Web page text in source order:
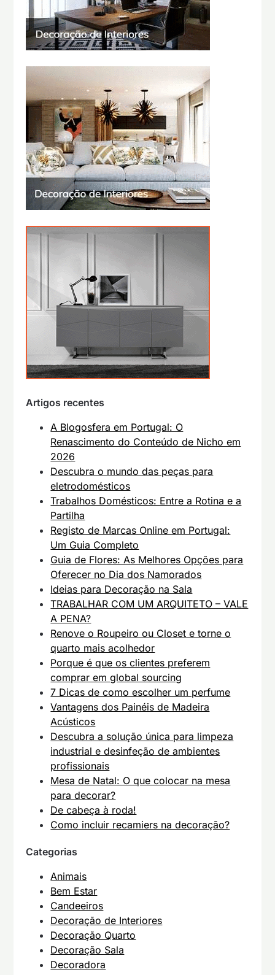
Artigos recentes
A Blogosfera em Portugal: O
Renascimento do Conteúdo de Nicho em
2026
Descubra o mundo das peças para
eletrodomésticos
Trabalhos Domésticos: Entre a Rotina e a
Partilha
Registo de Marcas Online em Portugal:
Um Guia Completo
Guia de Flores: As Melhores Opções para
Oferecer no Dia dos Namorados
Ideias para Decoração na Sala
TRABALHAR COM UM ARQUITETO – VALE
A PENA?
Renove o Roupeiro ou Closet e torne o
quarto mais acolhedor
Porque é que os clientes preferem
comprar em global sourcing
7 Dicas de como escolher um perfume
Vantagens dos Painéis de Madeira
Acústicos
Descubra a solução única para limpeza
industrial e desinfeção de ambientes
profissionais
Mesa de Natal: O que colocar na mesa
para decorar?
De cabeça à roda!
Como incluir recamiers na decoração?
Categorias
Animais
Bem Estar
Candeeiros
Decoração de Interiores
Decoração Quarto
Decoração Sala
Decoradora